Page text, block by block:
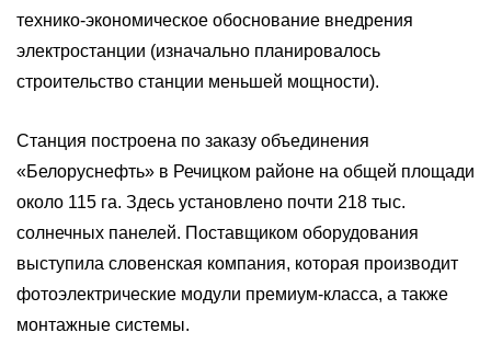
технико-экономическое обоснование внедрения
электростанции (изначально планировалось
строительство станции меньшей мощности).
Станция построена по заказу объединения
«Белоруснефть» в Речицком районе на общей площади
около 115 га. Здесь установлено почти 218 тыс.
солнечных панелей. Поставщиком оборудования
выступила словенская компания, которая производит
фотоэлектрические модули премиум-класса, а также
монтажные системы.